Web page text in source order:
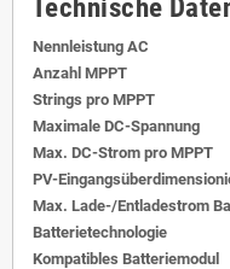
Technische
Nennleistung AC
Anzahl MPPT
Strings pro MPPT
Maximale DC-Spannung
Max. DC-Strom pro MPPT
PV-
Max. Lade-/Entladestrom
Batterietechnologie
Kompatibles Batteriemodul